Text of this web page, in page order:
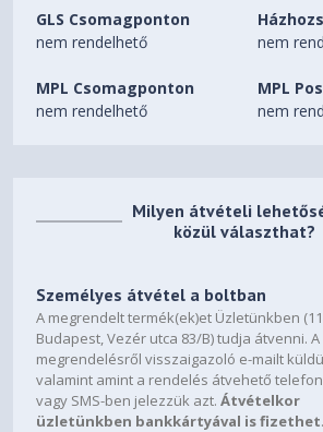
120mm*1
120*1 Bottom 240/360*1
GLS Csomagponton
nem rendelhető
nem
MPL Csomagponton
nem rendelhető
MPL
nem
Milyen átvételi
közül választhat?
Személyes átvétel a boltban
A megrendelt termék(ek)et Üzletünkben
Budapest, Vezér utca 83/B) tudja átvenni. A
megrendelésről visszaigazoló e-mailt
valamint amint a rendelés átvehető
vagy SMS-ben jelezzük azt.Átvételkor
üzletünkben bankkártyával is fizethet.